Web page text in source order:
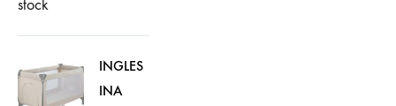
stock
INGLES
INA